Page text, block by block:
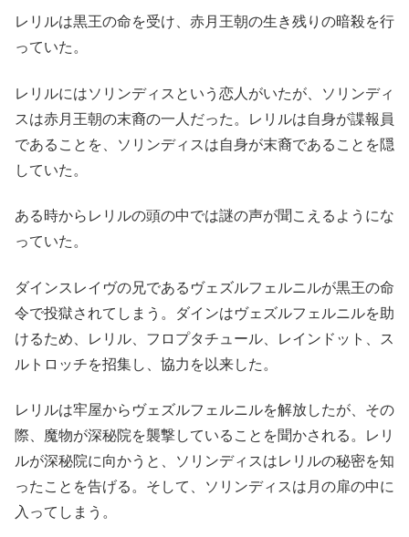
レリルは黒王の命を受け、赤月王朝の生き残りの暗殺を行
っていた。
レリルにはソリンディスという恋人がいたが、ソリンディ
スは赤月王朝の末裔の一人だった。レリルは自身が諜報員
であることを、ソリンディスは自身が末裔であることを隠
していた。
ある時からレリルの頭の中では謎の声が聞こえるようにな
っていた。
ダインスレイヴの兄であるヴェズルフェルニルが黒王の命
令で投獄されてしまう。ダインはヴェズルフェルニルを助
けるため、レリル、フロプタチュール、レインドット、ス
ルトロッチを招集し、協力を以来した。
レリルは牢屋からヴェズルフェルニルを解放したが、その
際、魔物が深秘院を襲撃していることを聞かされる。レリ
ルが深秘院に向かうと、ソリンディスはレリルの秘密を知
ったことを告げる。そして、ソリンディスは月の扉の中に
入ってしまう。